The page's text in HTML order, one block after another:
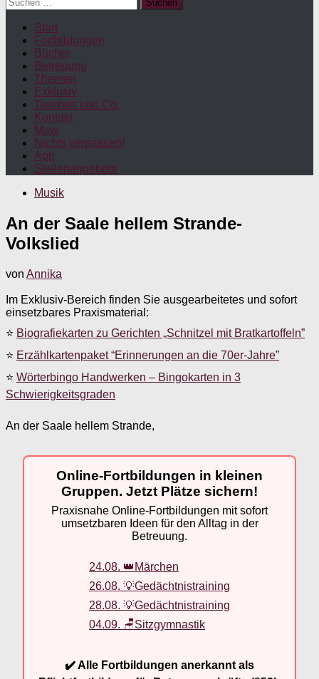
nach:
Start
Fortbildungen
Bücher
Betreuung
Themen
Exklusiv
Taschen und Co.
Kontakt
Maw
Nichts verpassen!
App
Stellenangebote
Musik
An der Saale hellem Strande-
Volkslied
von Annika
Im Exklusiv-Bereich finden Sie ausgearbeitetes und sofort
einsetzbares Praxismaterial:
⭐ Biografiekarten zu Gerichten „Schnitzel mit Bratkartoffeln”
⭐ Erzählkartenpaket “Erinnerungen an die 70er-Jahre”
⭐ Wörterbingo Handwerken – Bingokarten in 3
Schwierigkeitsgraden
An der Saale hellem Strande,
Online-Fortbildungen in kleinen
Gruppen. Jetzt Plätze sichern!
Praxisnahe Online-Fortbildungen mit sofort
umsetzbaren Ideen für den Alltag in der
Betreuung.
24.08. 👑Märchen
26.08. 💡Gedächtnistraining
28.08. 💡Gedächtnistraining
04.09. 🪑Sitzgymnastik
✔️ Alle Fortbildungen anerkannt als